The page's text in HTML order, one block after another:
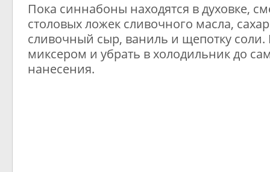
Пока синнабоны находятся в духовке,
столовых ложек сливочного масла,
сливочный сыр, ваниль и щепотку соли.
миксером и убрать в холодильник до
нанесения.